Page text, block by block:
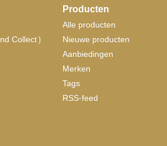
Collect)
Producten
Alle producten
Nieuwe producten
Aanbiedingen
Merken
Tags
RSS-feed